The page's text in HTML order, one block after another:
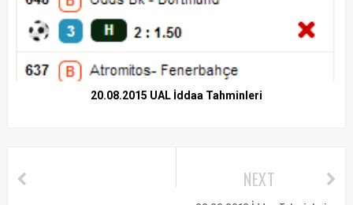
20.08.2015 UAL İddaa Tahminleri
NEXT